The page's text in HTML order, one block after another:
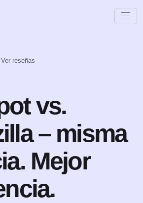
Ver reseñas
vs.
– misma
Mejor